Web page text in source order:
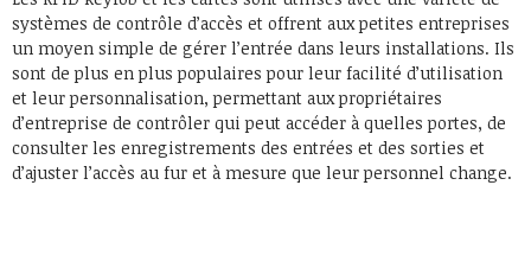
systèmes de contrôle d’accès et offrent aux petites entreprises
un moyen simple de gérer l’entrée dans leurs installations. Ils
sont de plus en plus populaires pour leur facilité d’utilisation
et leur personnalisation, permettant aux propriétaires
d’entreprise de contrôler qui peut accéder à quelles portes, de
consulter les enregistrements des entrées et des sorties et
d’ajuster l’accès au fur et à mesure que leur personnel change.